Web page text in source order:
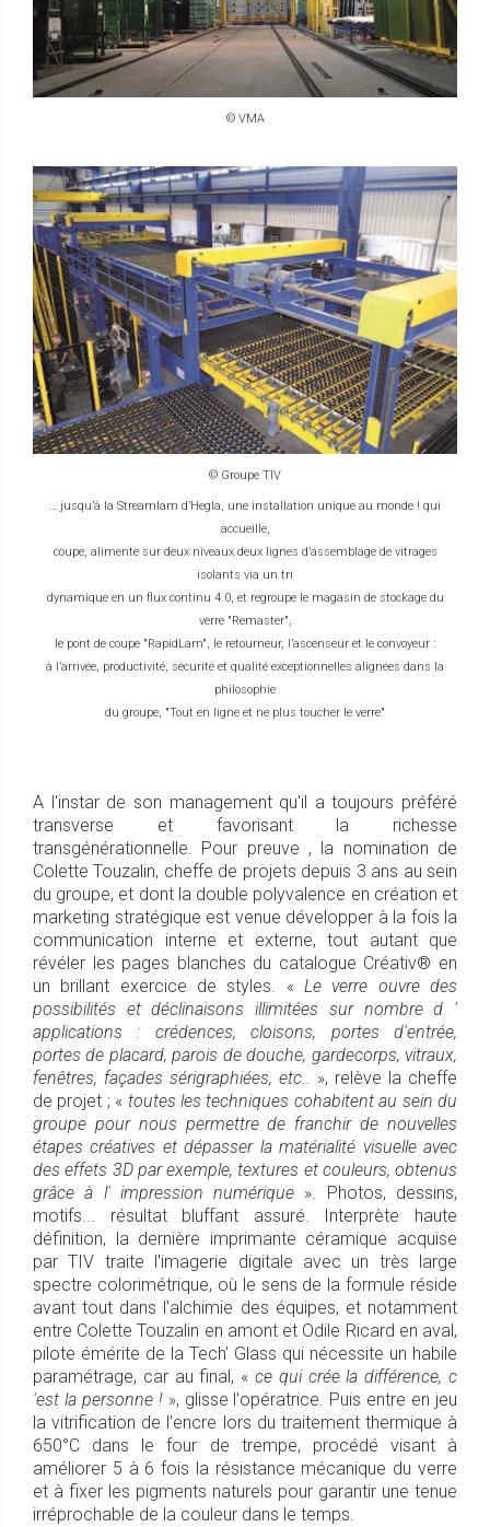
© VMA
© Groupe TIV
… jusqu’à la Streamlam d’Hegla, une installation unique au monde ! qui
accueille,
coupe, alimente sur deux niveaux deux lignes d’assemblage de vitrages
isolants via un tri
dynamique en un flux continu 4.0, et regroupe le magasin de stockage du
verre "Remaster",
le pont de coupe "RapidLam", le retourneur, l’ascenseur et le convoyeur :
à l’arrivée, productivité, sécurité et qualité exceptionnelles alignées dans la
philosophie
du groupe, "Tout en ligne et ne plus toucher le verre"
A l'instar de son management qu'il a toujours préféré
transverse et favorisant la richesse
transgénérationnelle. Pour preuve , la nomination de
Colette Touzalin, cheffe de projets depuis 3 ans au sein
du groupe, et dont la double polyvalence en création et
marketing stratégique est venue développer à la fois la
communication interne et externe, tout autant que
révéler les pages blanches du catalogue Créativ® en
un brillant exercice de styles. « Le verre ouvre des
possibilités et déclinaisons illimitées sur nombre d '
applications : crédences, cloisons, portes d'entrée,
portes de placard, parois de douche, gardecorps, vitraux,
fenêtres, façades sérigraphiées, etc.. », relève la cheffe
de projet ; « toutes les techniques cohabitent au sein du
groupe pour nous permettre de franchir de nouvelles
étapes créatives et dépasser la matérialité visuelle avec
des effets 3D par exemple, textures et couleurs, obtenus
grâce à l' impression numérique ». Photos, dessins,
motifs... résultat bluffant assuré. Interprète haute
définition, la dernière imprimante céramique acquise
par TIV traite l'imagerie digitale avec un très large
spectre colorimétrique, où le sens de la formule réside
avant tout dans l'alchimie des équipes, et notamment
entre Colette Touzalin en amont et Odile Ricard en aval,
pilote émérite de la Tech’ Glass qui nécessite un habile
paramétrage, car au final, « ce qui crée la différence, c
'est la personne ! », glisse l'opératrice. Puis entre en jeu
la vitrification de l'encre lors du traitement thermique à
650°C dans le four de trempe, procédé visant à
améliorer 5 à 6 fois la résistance mécanique du verre
et à fixer les pigments naturels pour garantir une tenue
irréprochable de la couleur dans le temps.